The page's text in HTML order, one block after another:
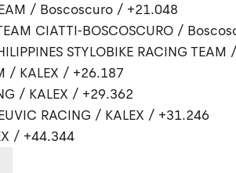
/ Boscoscuro / +21.048
CIATTI-BOSCOSCURO /
STYLOBIKE RACING
/ KALEX / +26.187
/ KALEX / +29.362
RACING / KALEX / +31.246
/ +44.344